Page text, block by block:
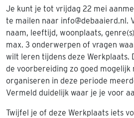
Je kunt je tot vrijdag 22 mei
te mailen naar info@debaaierd.nl.
naam, leeftijd, woonplaats,
max. 3 onderwerpen of vragen
wilt leren tijdens deze Werkplaats.
de voorbereiding zo goed mogelijk
organiseren in deze periode
Vermeld duidelijk waar je je voor
Twijfel je of deze Werkplaats iets